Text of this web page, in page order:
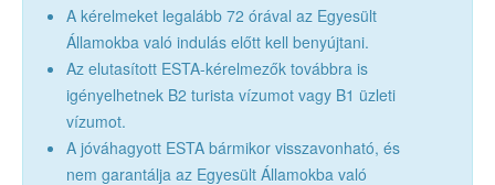
A kérelmeket legalább 72 órával az Egyesült
Államokba való indulás előtt kell benyújtani.
Az elutasított ESTA-kérelmezők továbbra is
igényelhetnek B2 turista vízumot vagy B1 üzleti
vízumot.
A jóváhagyott ESTA bármikor visszavonható, és
nem garantálja az Egyesült Államokba való